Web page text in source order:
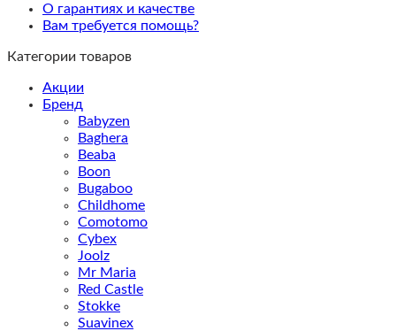
О гарантиях и качестве
Вам требуется помощь?
Категории товаров
Акции
Бренд
Babyzen
Baghera
Beaba
Boon
Bugaboo
Childhome
Comotomo
Cybex
Joolz
Mr Maria
Red Castle
Stokke
Suavinex